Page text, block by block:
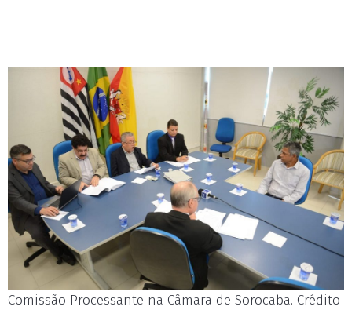
Comissão Processante na Câmara de Sorocaba. Crédito